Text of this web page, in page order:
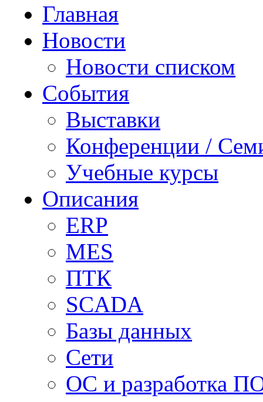
Главная
Новости
Новости списком
События
Выставки
Конференции /
Учебные курсы
Описания
ERP
MES
ПТК
SCADA
Базы данных
Сети
ОС и разработка